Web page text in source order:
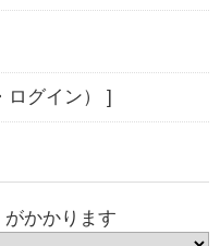
ログイン） ]
かかります